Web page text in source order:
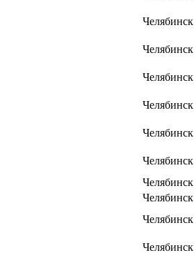
Челябинск
Челябинск
Челябинск
Челябинск
Челябинск
Челябинск
Челябинск
Челябинск
Челябинск
Челябинск